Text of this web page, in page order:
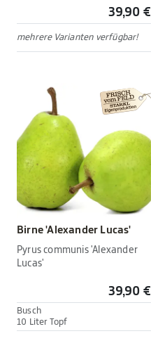
39,90 €
mehrere Varianten verfügbar!
Birne 'Alexander Lucas'
Pyrus communis 'Alexander
Lucas'
39,90 €
Busch
10 Liter Topf